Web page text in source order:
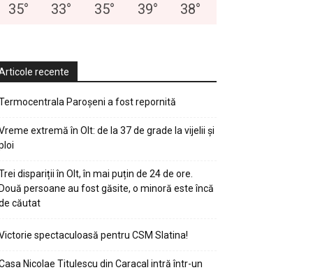
35° 33° 35° 39° 38°
recente
Paroșeni a fost repornită
extremă în Olt: de la 37 de grade la vijelii și
dispariții în Olt, în mai puțin de 24 de ore.
persoane au fost găsite, o minoră este încă
căutat
spectaculoasă pentru CSM Slatina!
Nicolae Titulescu din Caracal intră într-un